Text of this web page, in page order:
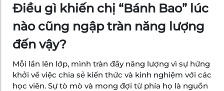
Điều gì khiến chị “Bánh Bao” lúc
nào cũng ngập tràn năng lượng
đến vậy?
Mỗi lần lên lớp, mình tràn đầy năng lượng vì sự hứng
khởi về việc chia sẻ kiến thức và kinh nghiệm với các
học viên. Sự tò mò và mong đợi từ phía họ là nguồn